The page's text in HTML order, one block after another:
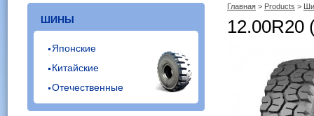
ШИНЫ
Японские
Китайские
Отечественные
Главная > Products >